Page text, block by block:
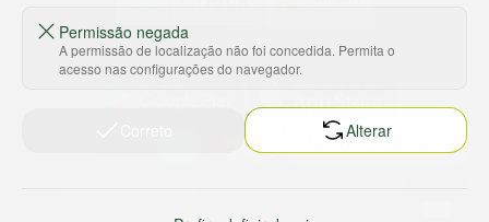
Baixe nosso app
Permissão negada
A permissão de localização não foi concedida. Permita o
acesso nas configurações do navegador.
Alterar